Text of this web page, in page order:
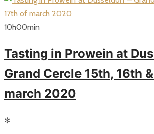
10h00min
Tasting in Prowein at
Grand Cercle 15th, 16th
march 2020
✻